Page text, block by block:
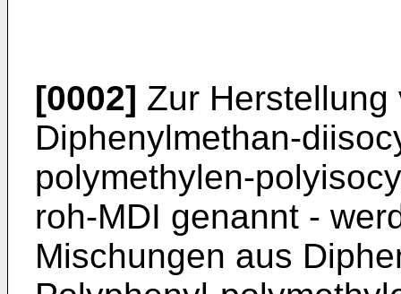
[0002] Zur
Diphenylmethan-
polymethylen-
roh-MDI genannt -
Mischungen aus